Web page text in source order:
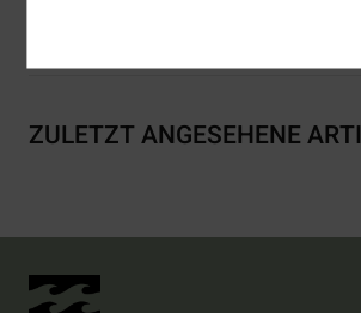
ZULETZT ANGESEHENE